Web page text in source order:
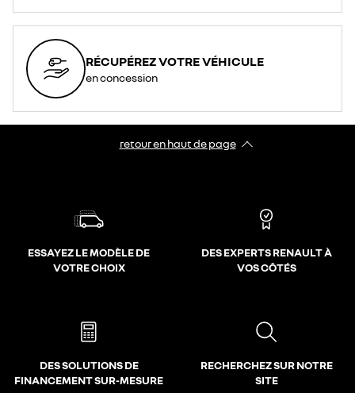
RÉCUPÉREZ VOTRE VÉHICULE
en concession
retour en haut de page​
ESSAYEZ LE MODÈLE DE
VOTRE CHOIX
DES EXPERTS RENAULT À
VOS CÔTÉS
DES SOLUTIONS DE
FINANCEMENT SUR-MESURE
RECHERCHEZ SUR NOTRE
SITE